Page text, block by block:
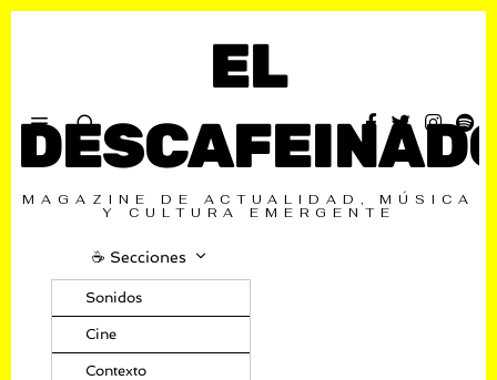
EL
MAGAZINE DE ACTUALIDAD, MÚSICA
Y CULTURA EMERGENTE
☕️ Secciones
Sonidos
Cine
Contexto